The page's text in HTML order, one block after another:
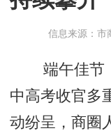
信息来源：市
端午佳节，
中高考收官多
动纷呈，商圈